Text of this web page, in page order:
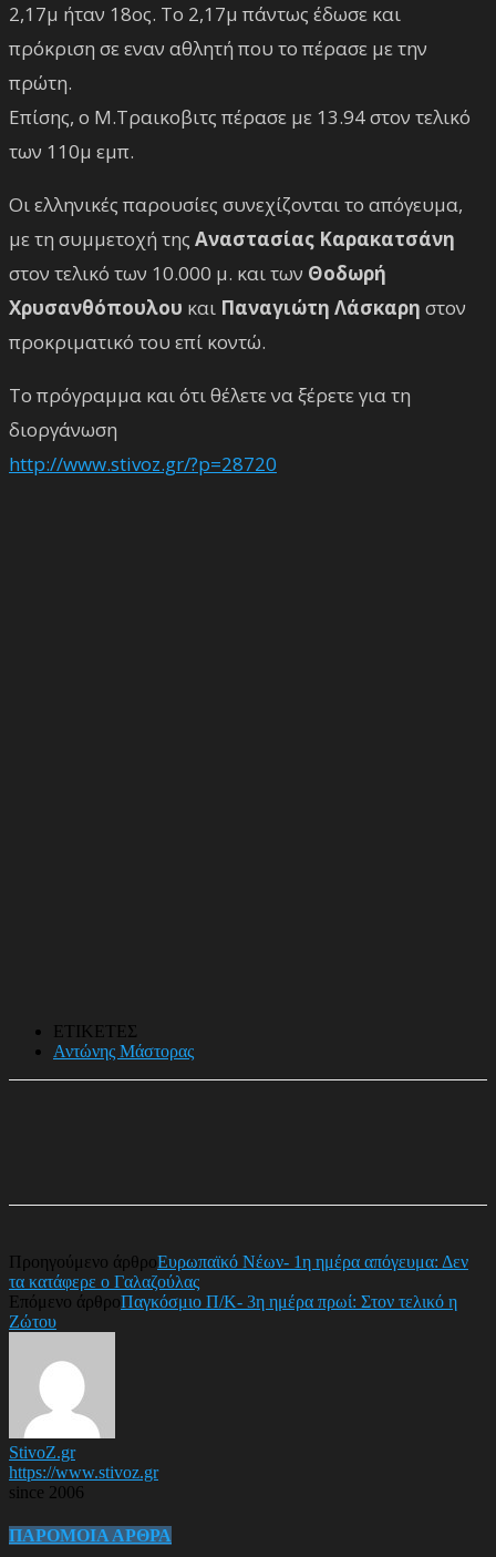
2,17μ ήταν 18ος. Το 2,17μ πάντως έδωσε και
πρόκριση σε εναν αθλητή που το πέρασε με την
πρώτη.
Επίσης, ο Μ.Τραικοβιτς πέρασε με 13.94 στον τελικό
των 110μ εμπ.
Οι ελληνικές παρουσίες συνεχίζονται το απόγευμα,
με τη συμμετοχή της Αναστασίας Καρακατσάνη
στον τελικό των 10.000 μ. και των Θοδωρή
Χρυσανθόπουλου και Παναγιώτη Λάσκαρη στον
προκριματικό του επί κοντώ.
Το πρόγραμμα και ότι θέλετε να ξέρετε για τη
διοργάνωση
http://www.stivoz.gr/?p=28720
ΕΤΙΚΕΤΕΣ
Αντώνης Μάστορας
Προηγούμενο άρθροΕυρωπαϊκό Νέων- 1η ημέρα απόγευμα: Δεν
τα κατάφερε ο Γαλαζούλας
Επόμενο άρθροΠαγκόσμιο Π/Κ- 3η ημέρα πρωί: Στον τελικό η
Ζώτου
StivoZ.gr
https://www.stivoz.gr
since 2006
ΠΑΡΟΜΟΙΑ ΑΡΘΡΑ